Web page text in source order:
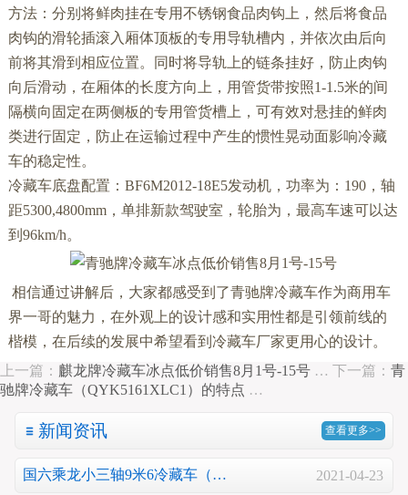
方法：分别将鲜肉挂在专用不锈钢食品肉钩上，然后将食品
肉钩的滑轮插滚入厢体顶板的专用导轨槽内，并依次由后向
前将其滑到相应位置。同时将导轨上的链条挂好，防止肉钩
向后滑动，在厢体的长度方向上，用管货带按照1-1.5米的间
隔横向固定在两侧板的专用管货槽上，可有效对悬挂的鲜肉
类进行固定，防止在运输过程中产生的惯性晃动面影响冷藏
车的稳定性。
冷藏车底盘配置：BF6M2012-18E5发动机，功率为：190，轴
距5300,4800mm，单排新款驾驶室，轮胎为，最高车速可以达
到96km/h。
相信通过讲解后，大家都感受到了青驰牌冷藏车作为商用车
界一哥的魅力，在外观上的设计感和实用性都是引领前线的
楷模，在后续的发展中希望看到冷藏车厂家更用心的设计。
上一篇： 麒龙牌冷藏车冰点低价销售8月1号-15号 … 下一篇： 青
驰牌冷藏车（QYK5161XLC1）的特点 …
新闻资讯 查看更多>>
国六乘龙小三轴9米6冷藏车（… 2021-04-23